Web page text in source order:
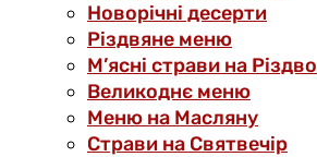
Новорічні десерти
Різдвяне меню
М’ясні страви на Різдво
Великоднє меню
Меню на Масляну
Страви на Святвечір